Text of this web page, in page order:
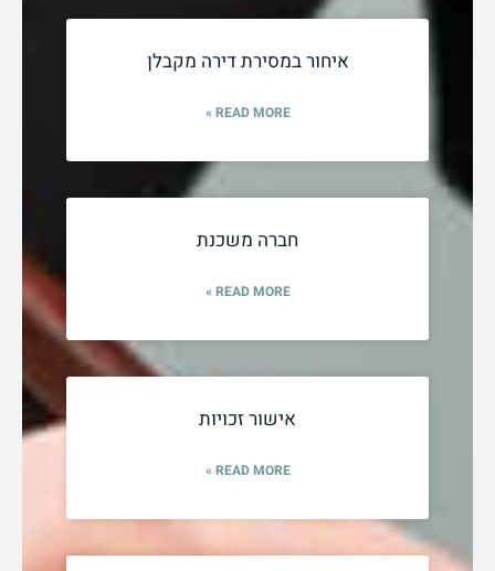
איחור במסירת דירה מקבלן
READ MORE »
חברה משכנת
READ MORE »
אישור זכויות
READ MORE »